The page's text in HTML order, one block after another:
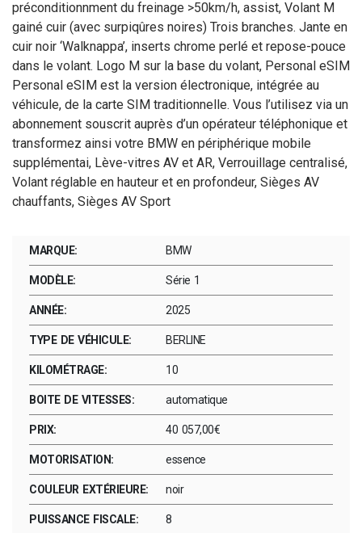
préconditionnment du freinage >50km/h, assist, Volant M
gainé cuir (avec surpiqûres noires) Trois branches. Jante en
cuir noir ‘Walknappa’, inserts chrome perlé et repose-pouce
dans le volant. Logo M sur la base du volant, Personal eSIM
Personal eSIM est la version électronique, intégrée au
véhicule, de la carte SIM traditionnelle. Vous l’utilisez via un
abonnement souscrit auprès d’un opérateur téléphonique et
transformez ainsi votre BMW en périphérique mobile
supplémentai, Lève-vitres AV et AR, Verrouillage centralisé,
Volant réglable en hauteur et en profondeur, Sièges AV
chauffants, Sièges AV Sport
MARQUE: BMW
MODÈLE: Série 1
ANNÉE: 2025
TYPE DE VÉHICULE: BERLINE
KILOMÉTRAGE: 10
BOITE DE VITESSES: automatique
PRIX: 40 057,00€
MOTORISATION: essence
COULEUR EXTÉRIEURE: noir
PUISSANCE FISCALE: 8